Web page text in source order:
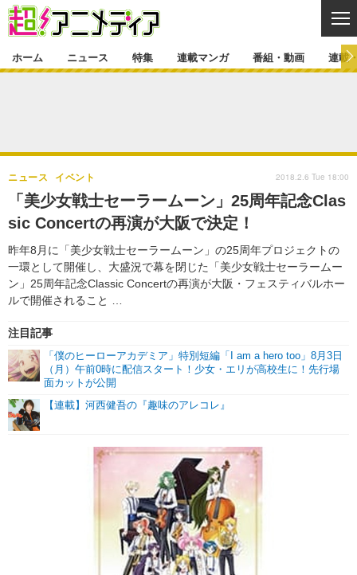
ゲーム・アプリ マンガ
グッズ イベント
声優 コスプレ
舞台 新帝スタ
特集一覧 カバー
ラキりす
連載マンガ
連載マンガ一覧 連載一覧
番組・動画
番組・動画一覧
動画
連載・ブログ
連載・ブログ一覧 コラム
編集部ブログ・お知らせ
ホーム ニュース 特集 連載マンガ 番組・動画 連載
「美少女戦士セーラームーン」25周年記念Clas
sic Concertの再演が大阪で決定！
昨年8月に「美少女戦士セーラームーン」の25周年プロジェクトの
一環として開催し、大盛況で幕を閉じた「美少女戦士セーラームー
ン」25周年記念Classic Concertの再演が大阪・フェスティバルホー
ルで開催されること …
ニュース イベント
注目記事
「僕のヒーローアカデミア」特別短編「I am a hero too」8月3日
（月）午前0時に配信スタート！少女・エリが高校生に！先行場
面カットが公開
【連載】河西健吾の『趣味のアレコレ』
2018.2.6 Tue 18:00